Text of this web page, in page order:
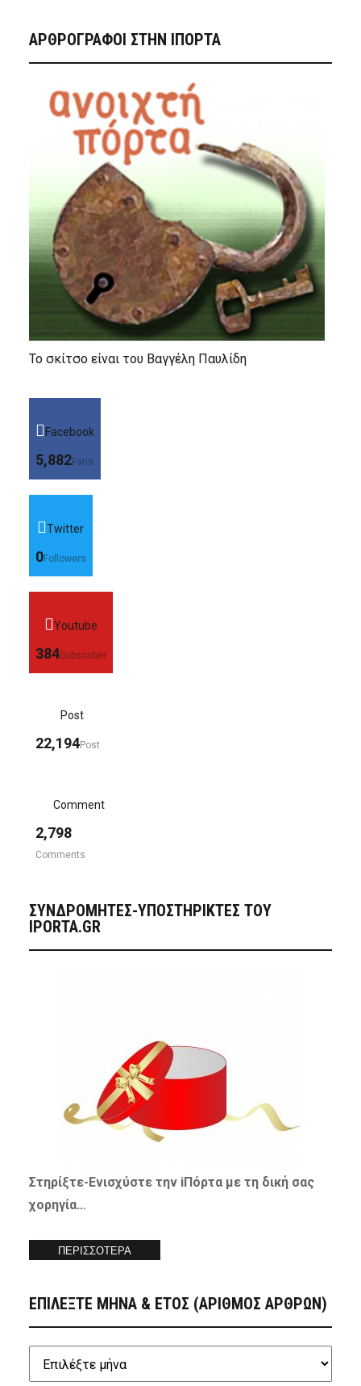
ΑΡΘΡΟΓΡΑΦΟΙ ΣΤΗΝ IΠΟΡΤΑ
Το σκίτσο είναι του Βαγγέλη Παυλίδη
Facebook
5,882Fans
Twitter
0Followers
Youtube
384Subscriber
Post
22,194Post
Comment
2,798
Comments
ΣΥΝΔΡΟΜΗΤΈΣ-ΥΠΟΣΤΗΡΙΚΤΈΣ ΤΟΥ
IPORTA.GR
Στηρίξτε-Ενισχύστετην iΠόρτα με τη δική σας
χορηγία…
ΠΕΡΙΣΣΟΤΕΡΑ
ΕΠΙΛΕΞΤΕ ΜΗΝΑ & ΕΤΟΣ (ΑΡΙΘΜΟΣ ΑΡΘΡΩΝ)